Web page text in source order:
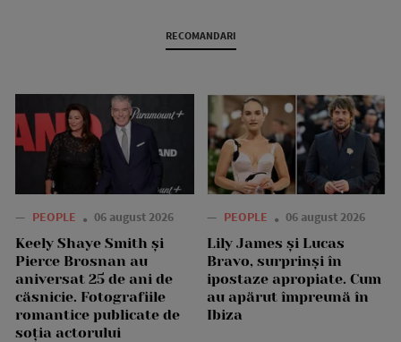
RECOMANDARI
— PEOPLE 06 august 2026
Keely Shaye Smith și
Pierce Brosnan au
aniversat 25 de ani de
căsnicie. Fotografiile
romantice publicate de
soția actorului
— PEOPLE 06 august 2026
Lily James și Lucas
Bravo, surprinși în
ipostaze apropiate. Cum
au apărut împreună în
Ibiza